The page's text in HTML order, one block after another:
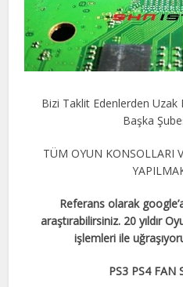
Bizi Taklit Edenlerden
Başka
TÜM OYUN KONSOLLARI
Referans olarak
araştırabilirsiniz. 20 yıldır
işlemleri ile
PS3 PS4 FAN